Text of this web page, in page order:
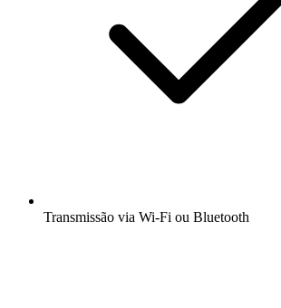
Transmissão via Wi-Fi ou Bluetooth